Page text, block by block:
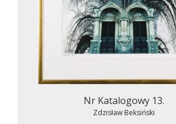
Nr Katalogowy 13.
Zdzisław Beksiński